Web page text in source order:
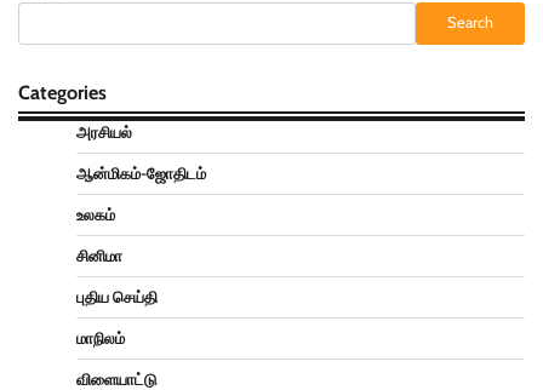
Search
Categories
அரசியல்
ஆன்மிகம்-ஜோதிடம்
உலகம்
சினிமா
புதிய செய்தி
மாநிலம்
விளையாட்டு